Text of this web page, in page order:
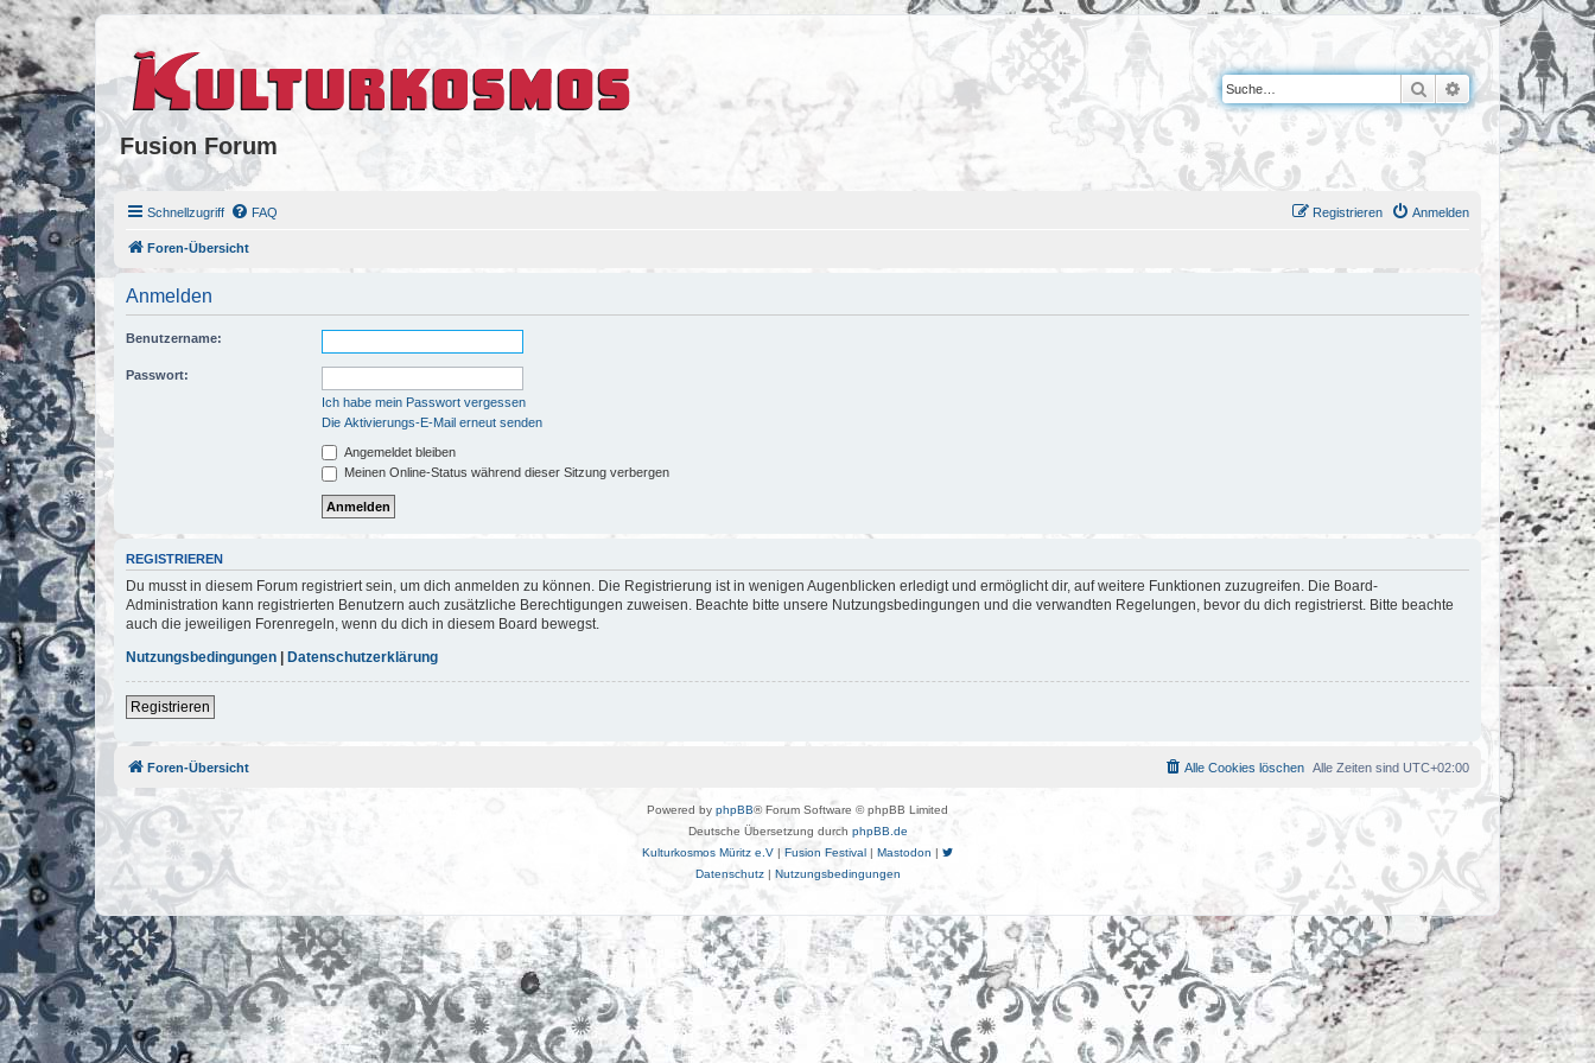
Fusion Forum
Suche Erweiterte Suche
Schnellzugriff FAQ Anmelden
Registrieren
Foren-Übersicht
Anmelden
Benutzername:
Passwort:
Ich habe mein Passwort vergessen
Die Aktivierungs-E-Mail erneut senden
Angemeldet bleiben
Meinen Online-Status während dieser Sitzung verbergen
REGISTRIEREN
Du musst in diesem Forum registriert sein, um dich anmelden zu können. Die Registrierung ist in wenigen Augenblicken erledigt und ermöglicht dir, auf weitere Funktionen zuzugreifen. Die Board-
Administration kann registrierten Benutzern auch zusätzliche Berechtigungen zuweisen. Beachte bitte unsere Nutzungsbedingungen und die verwandten Regelungen, bevor du dich registrierst. Bitte beachte
auch die jeweiligen Forenregeln, wenn du dich in diesem Board bewegst.
Nutzungsbedingungen
Datenschutzerklärung
Registrieren
Foren-Übersicht Alle Zeiten sind UTC+02:00
Alle Cookies löschen
Powered by phpBB® Forum Software © phpBB Limited
Deutsche Übersetzung durch phpBB.de
Kulturkosmos Müritz e.V | Fusion Festival | Mastodon |
Datenschutz| Nutzungsbedingungen